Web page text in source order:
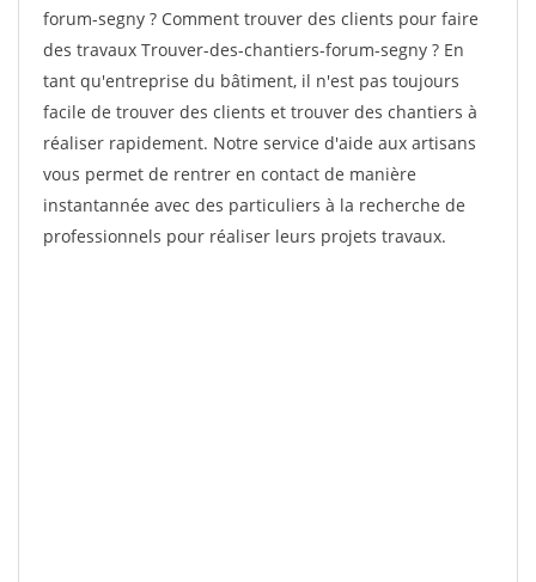
forum-segny ? Comment trouver des clients pour faire
des travaux Trouver-des-chantiers-forum-segny ? En
tant qu'entreprise du bâtiment, il n'est pas toujours
facile de trouver des clients et trouver des chantiers à
réaliser rapidement. Notre service d'aide aux artisans
vous permet de rentrer en contact de manière
instantannée avec des particuliers à la recherche de
professionnels pour réaliser leurs projets travaux.